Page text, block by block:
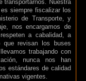
transportarnos. Nuestra
siempre fiscalizar los
de Transporte, y
nos encargamos de
a cabalidad, a
que revisan los buses
trabajando con
nunca nos han
estándares de calidad
vigentes.